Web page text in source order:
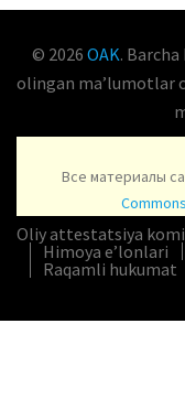
© 2026 OAK.
olingan maʼlumotlar
Все материалы
Oliy attestatsiya
Himoya e’lonlari
Raqamli hukumat